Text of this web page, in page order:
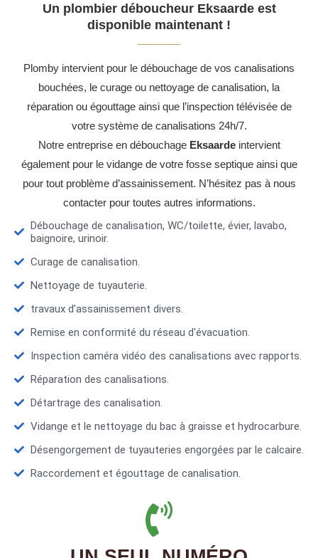
Un plombier déboucheur Eksaarde est
disponible maintenant !
Plomby intervient pour le débouchage de vos canalisations
bouchées, le curage ou nettoyage de canalisation, la
réparation ou égouttage ainsi que l’inspection télévisée de
votre système de canalisations 24h/7.
Notre entreprise en débouchage Eksaardeintervient
également pour le vidange de votre fosse septique ainsi que
pour tout problème d’assainissement. N’hésitez pas à nous
contacter pour toutes autres informations.
Débouchage de canalisation, WC/toilette, évier, lavabo,
baignoire, urinoir.
Curage de canalisation.
Nettoyage de tuyauterie.
travaux d’assainissement divers.
Remise en conformité du réseau d'évacuation.
Inspection caméra vidéo des canalisations avec rapports.
Réparation des canalisations.
Détartrage des canalisation.
Vidange et le nettoyage du bac à graisse et hydrocarbure.
Désengorgement de tuyauteries engorgées par le calcaire.
Raccordement et égouttage de canalisation.